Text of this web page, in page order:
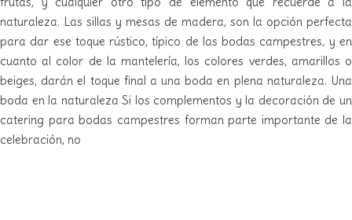
naturaleza. Las sillas y mesas de madera, son la opción perfecta
para dar ese toque rústico, típico de las bodas campestres, y en
cuanto al color de la mantelería, los colores verdes, amarillos o
beiges, darán el toque final a una boda en plena naturaleza. Una
boda en la naturaleza Si los complementos y la decoración de un
catering para bodas campestres forman parte importante de la
celebración, no